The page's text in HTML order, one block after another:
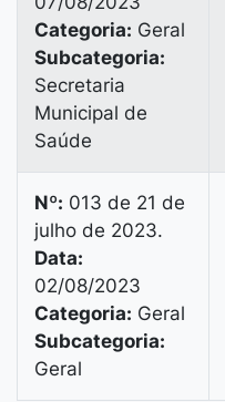
Categoria: Geral
Subcategoria:
Secretaria
Municipal de
Saúde
Nº: 013 de 21 de
julho de 2023.
Data:
02/08/2023
Categoria: Geral
Subcategoria:
Geral